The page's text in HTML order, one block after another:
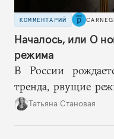
КОММЕНТАРИЙ
Началось, или О
режима
В России
тренда, рвущие
путинская логика
Татьяна Становая